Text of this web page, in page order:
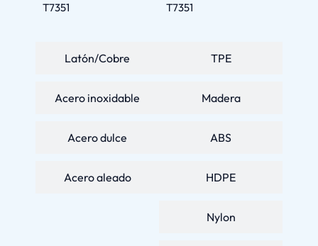
Latón/Cobre
Acero inoxidable
Acero dulce
Acero aleado
T7351
TPE
Madera
ABS
HDPE
Nylon
T7351